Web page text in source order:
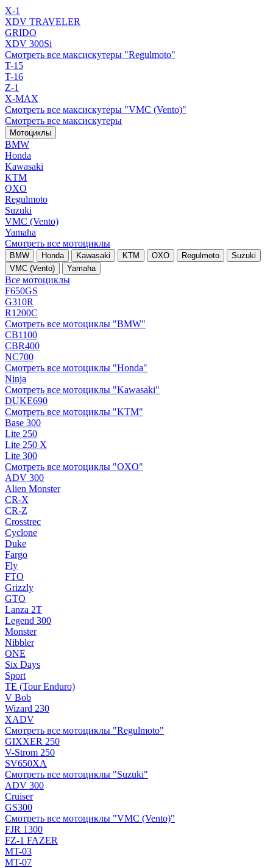
X-1
XDV TRAVELER
GRIDO
XDV 300Si
Смотреть все максискутеры "Regulmoto"
T-15
T-16
Z-1
X-MAX
Смотреть все максискутеры "VMC (Vento)"
Смотреть все максискутеры
Мотоциклы
BMW
Honda
Kawasaki
KTM
OXO
Regulmoto
Suzuki
VMC (Vento)
Yamaha
Смотреть все мотоциклы
BMW Honda Kawasaki KTM OXO Regulmoto
Suzuki
VMC (Vento)
Yamaha
Все мотоциклы
F650GS
G310R
R1200C
Смотреть все мотоциклы "BMW"
CB1100
CBR400
NC700
Смотреть все мотоциклы "Honda"
Ninja
Смотреть все мотоциклы "Kawasaki"
DUKE690
Смотреть все мотоциклы "KTM"
Base 300
Lite 250
Lite 250 X
Lite 300
Смотреть все мотоциклы "OXO"
ADV 300
Alien Monster
CR-X
CR-Z
Crosstrec
Cyclone
Duke
Fargo
Fly
FTO
Grizzly
GTO
Lanza 2T
Legend 300
Monster
Nibbler
ONE
Six Days
Sport
TE (Tour Enduro)
V Bob
Wizard 230
XADV
Смотреть все мотоциклы "Regulmoto"
GIXXER 250
V-Strom 250
SV650XA
Смотреть все мотоциклы "Suzuki"
ADV 300
Cruiser
GS300
Смотреть все мотоциклы "VMC (Vento)"
FJR 1300
FZ-1 FAZER
MT-03
MT-07